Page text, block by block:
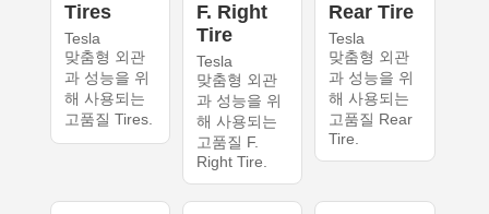
Tires
Tesla
맞춤형 외관
과 성능을 위
해 사용되는
고품질 Tires.
F. Right
Tire
Tesla
맞춤형 외관
과 성능을 위
해 사용되는
고품질 F.
Right Tire.
Rear Tire
Tesla
맞춤형 외관
과 성능을 위
해 사용되는
고품질 Rear
Tire.